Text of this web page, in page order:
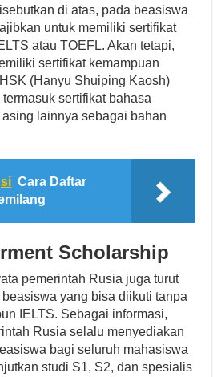
di atas, pada beasiswa
untuk memiliki sertifikat
atau TOEFL. Akan tetapi,
sertifikat kemampuan
(Hanyu Shuiping Kaosh)
sertifikat bahasa
lainnya sebagai bahan
Cara Daftar
Scholarship
pemerintah Rusia juga turut
yang bisa diikuti tanpa
IELTS. Sebagai informasi,
Rusia selalu menyediakan
bagi seluruh mahasiswa
studi S1, S2, dan spesialis